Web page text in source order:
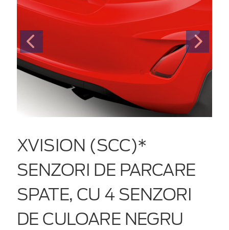
XVISION (SCC)*
SENZORI DE PARCARE
SPATE, CU 4 SENZORI
DE CULOARE NEGRU